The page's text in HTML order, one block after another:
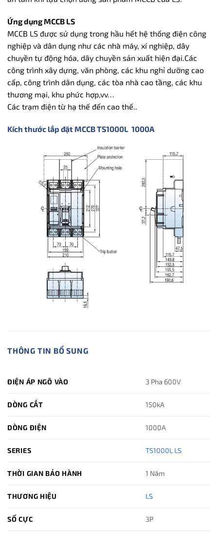
Ứng dụng MCCB LS
MCCB LS được sử dụng trong hầu hết hệ thống điện công
nghiệp và dân dụng như các nhà máy, xí nghiệp, dây
chuyền tự động hóa, dây chuyền sản xuất hiện đại.Các
công trình xây dựng, văn phòng, các khu nghỉ dưỡng cao
cấp, công trình dân dụng, các tòa nhà cao tầng, các khu
thương mại, khu phức hợp,vv…
Các trạm điện từ hạ thế đến cao thế..
Kích thước lắp đặt MCCB TS1000L 1000A
THÔNG TIN BỔ SUNG
ĐIỆN ÁP NGÕ VÀO 3 Pha 600V
DÒNG CẮT 150kA
DÒNG ĐIỆN 1000A
SERIES TS1000L LS
THỜI GIAN BẢO HÀNH 1 Năm
THƯƠNG HIỆU LS
SỐ CỰC 3P